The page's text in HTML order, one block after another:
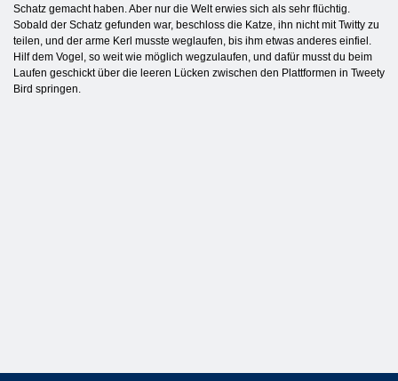
Schatz gemacht haben. Aber nur die Welt erwies sich als sehr flüchtig.
Sobald der Schatz gefunden war, beschloss die Katze, ihn nicht mit Twitty zu
teilen, und der arme Kerl musste weglaufen, bis ihm etwas anderes einfiel.
Hilf dem Vogel, so weit wie möglich wegzulaufen, und dafür musst du beim
Laufen geschickt über die leeren Lücken zwischen den Plattformen in Tweety
Bird springen.